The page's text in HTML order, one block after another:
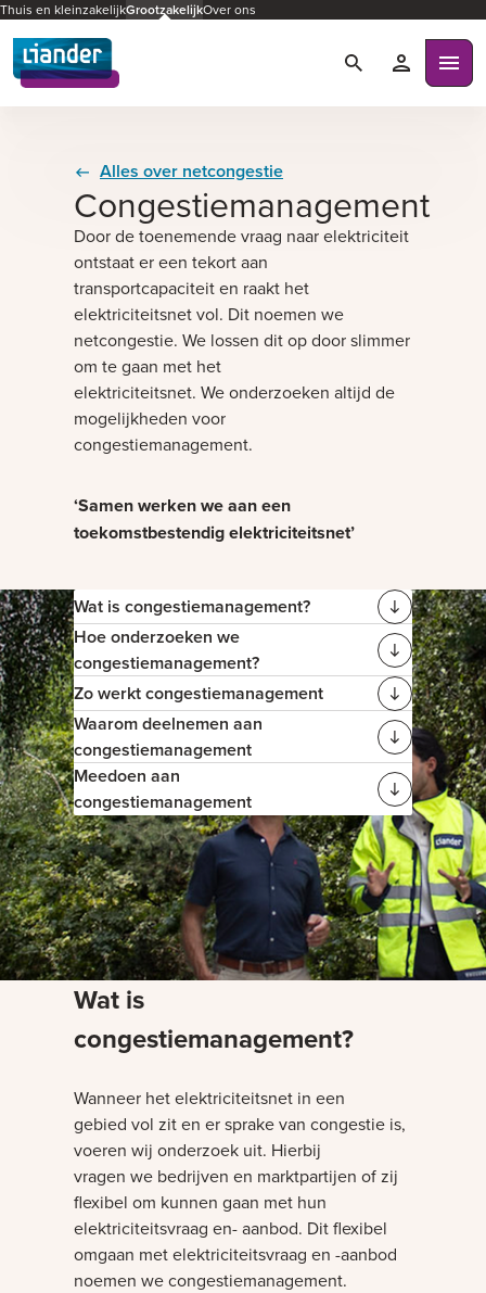
Thuis en kleinzakelijkGrootzakelijkOver ons
ZoekenMijn
Alles over netcongestie
Congestiemanagement
Door de toenemende vraag naar elektriciteit
ontstaat er een tekort aan
transportcapaciteit en raakt het
elektriciteitsnet vol. Dit noemen we
netcongestie. We lossen dit op door slimmer
om te gaan met het
elektriciteitsnet. We onderzoeken altijd de
mogelijkheden voor
congestiemanagement.
‘Samen werken we aan een
toekomstbestendig elektriciteitsnet’
Wat is congestiemanagement?
Hoe onderzoeken we
congestiemanagement?
Zo werkt congestiemanagement
Waarom deelnemen aan
congestiemanagement
Meedoen aan
congestiemanagement
Wat is
congestiemanagement?
Wanneer het elektriciteitsnet in een
gebied vol zit en er sprake van congestie is,
voeren wij onderzoek uit. Hierbij
vragen we bedrijven en marktpartijen of zij
flexibel om kunnen gaan met hun
elektriciteitsvraag en- aanbod. Dit flexibel
omgaan met elektriciteitsvraag en -aanbod
noemen we congestiemanagement.